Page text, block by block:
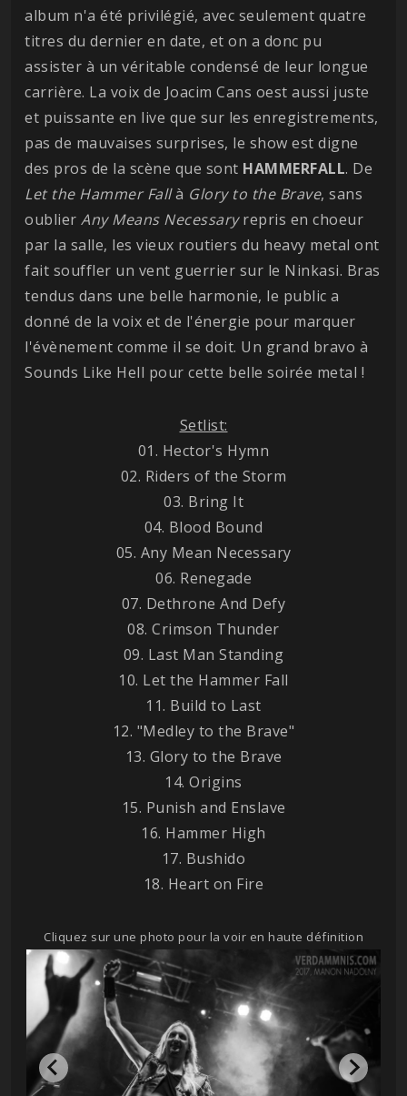
album n'a été privilégié, avec seulement quatre
titres du dernier en date, et on a donc pu
assister à un véritable condensé de leur longue
carrière. La voix de Joacim Cans oest aussi juste
et puissante en live que sur les enregistrements,
pas de mauvaises surprises, le show est digne
des pros de la scène que sont HAMMERFALL. De
Let the Hammer Fallà Glory to the Brave, sans
oublier Any Means Necessaryrepris en choeur
par la salle, les vieux routiers du heavy metal ont
fait souffler un vent guerrier sur le Ninkasi. Bras
tendus dans une belle harmonie, le public a
donné de la voix et de l'énergie pour marquer
l'évènement comme il se doit. Un grand bravo à
Sounds Like Hell pour cette belle soirée metal !
Setlist:
01. Hector's Hymn
02. Riders of the Storm
03. Bring It
04. Blood Bound
05. Any Mean Necessary
06. Renegade
07. Dethrone And Defy
08. Crimson Thunder
09. Last Man Standing
10. Let the Hammer Fall
11. Build to Last
12. "Medley to the Brave"
13. Glory to the Brave
14. Origins
15. Punish and Enslave
16. Hammer High
17. Bushido
18. Heart on Fire
Cliquez sur une photo pour la voir en haute définition